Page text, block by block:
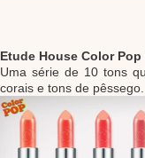
Etude House Color
Uma série de 10 tons
corais e tons de pêssego.